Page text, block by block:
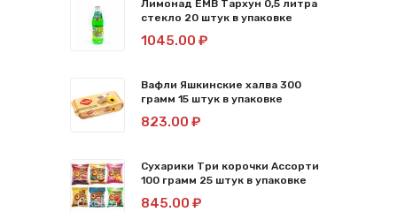
Лимонад ЕМВ Тархун 0,5 литра
стекло 20 штук в упаковке
1045.00 ₽
Вафли Яшкинские халва 300
грамм 15 штук в упаковке
823.00 ₽
Сухарики Три корочки Ассорти
100 грамм 25 штук в упаковке
845.00 ₽